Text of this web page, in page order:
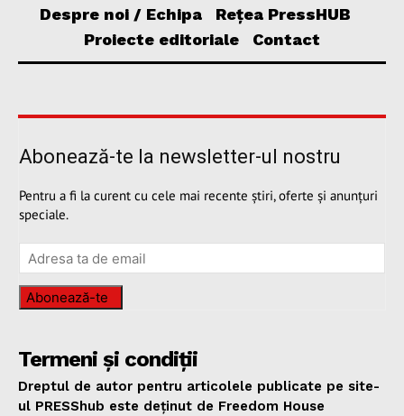
Despre noi / Echipa
Rețea PressHUB
Proiecte editoriale
Contact
Abonează-te la newsletter-ul nostru
Pentru a fi la curent cu cele mai recente știri, oferte și anunțuri
speciale.
Abonează-te
Termeni și condiții
Dreptul de autor pentru articolele publicate pe site-
ul PRESShub este deținut de Freedom House